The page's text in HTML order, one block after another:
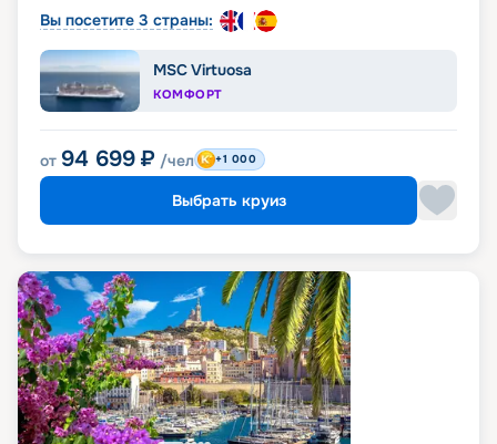
Вы посетите 3 страны:
MSC Virtuosa
КОМФОРТ
от 94 699 ₽ /чел +1 000
Выбрать круиз